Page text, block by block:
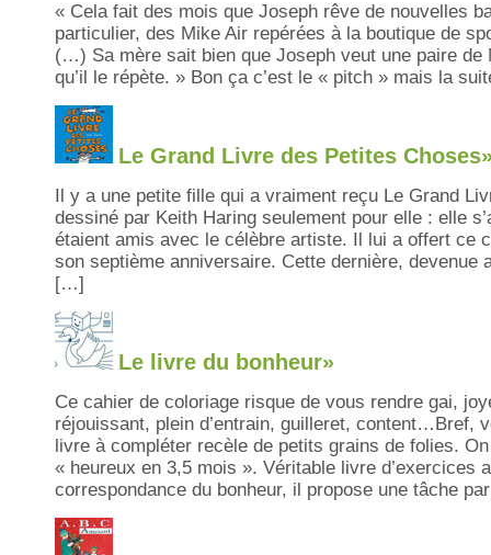
« Cela fait des mois que Joseph rêve de nouvelles
particulier, des Mike Air repérées à la boutique de
(…) Sa mère sait bien que Joseph veut une paire de
qu’il le répète. » Bon ça c’est le « pitch » mais la
Le Grand Livre des Petites
Il y a une petite fille qui a vraiment reçu Le Grand
dessiné par Keith Haring seulement pour elle : elle
étaient amis avec le célèbre artiste. Il lui a offert ce
son septième anniversaire. Cette dernière, devenue
[…]
Le livre du bonheur»
Ce cahier de coloriage risque de vous rendre gai,
réjouissant, plein d’entrain, guilleret, content…Bref,
livre à compléter recèle de petits grains de folies.
« heureux en 3,5 mois ». Véritable livre d’exercices
correspondance du bonheur, il propose une tâche